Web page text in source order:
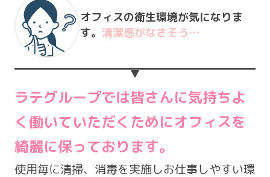
オフィスの衛生環境が気になりま
す。 清潔感がなさそう…
ラテグループでは皆さんに気持ちよ
く働いていただくためにオフィスを
綺麗に保っております。
使用毎に清掃、消毒を実施しお仕事しやすい環